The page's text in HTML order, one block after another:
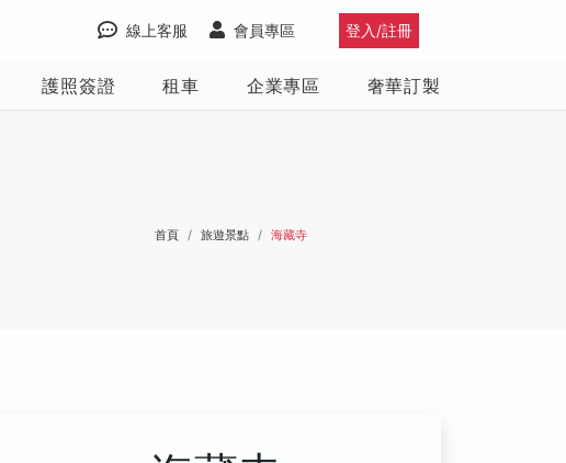
登入/註冊
會員專區
線上客服
護照簽證 租車 企業專區 奢華訂製
首頁 旅遊景點 海藏寺